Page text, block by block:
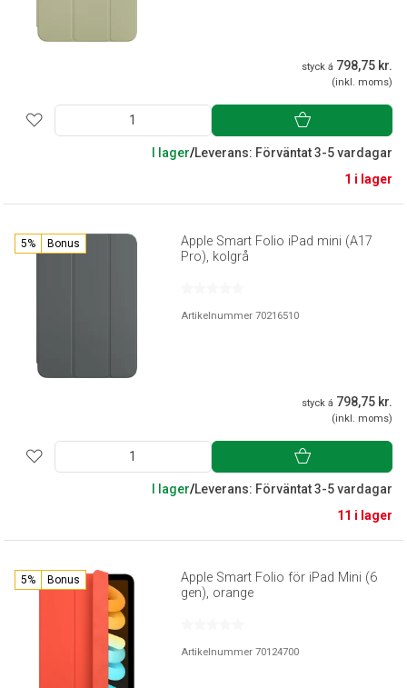
styck á 798,75 kr.
(inkl. moms)
I lager/Leverans: Förväntat 3-5 vardagar
1 i lager
5% Bonus
Apple Smart Folio iPad mini (A17
Pro), kolgrå
Artikelnummer 70216510
styck á 798,75 kr.
(inkl. moms)
I lager/Leverans: Förväntat 3-5 vardagar
11 i lager
5% Bonus
Apple Smart Folio för iPad Mini (6
gen), orange
Artikelnummer 70124700